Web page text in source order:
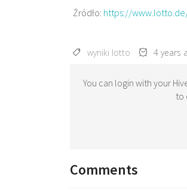
Źródło: https://
wyniki lotto 4 years
You can login with your
to
Comments